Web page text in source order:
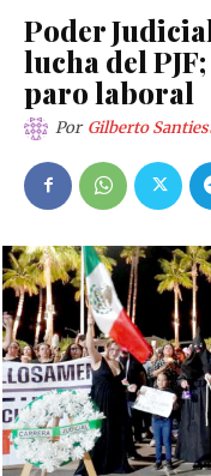
Poder
lucha del
paro laboral
Por Gilberto